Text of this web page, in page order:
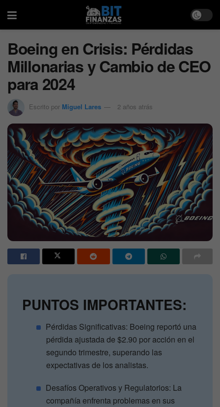
Boeing en Crisis: Pérdidas
Millonarias y Cambio de CEO
para 2024
Escrito por Miguel Lares 2 años atrás
PUNTOS IMPORTANTES:
Pérdidas Significativas: Boeing reportó una
pérdida ajustada de $2.90 por acción en el
segundo trimestre, superando las
expectativas de los analistas.
Desafíos Operativos y Regulatorios: La
compañía enfrenta problemas en sus